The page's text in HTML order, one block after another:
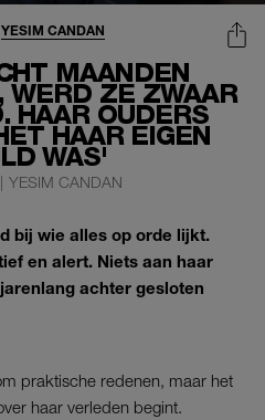
MAANDEN
WERD ZE ZWAAR
HAAR OUDERS
HAAR EIGEN
WAS'
YESIM CANDAN
| YESIM CANDAN
bij wie alles op orde lijkt.
en alert. Niets aan haar
achter gesloten
praktische redenen, maar het
haar verleden begint.